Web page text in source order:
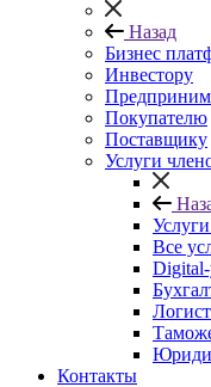
Назад
Бизнес
Инвестору
Покупателю
Поставщику
Услуги
Все
Digital-
Контакты